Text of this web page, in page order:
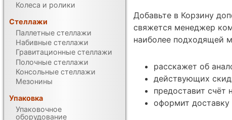
Добавьте в Корзину
свяжется менеджер
наиболее подходящей
расскажет об
действующих
предоставит счёт
оформит
Колеса и ролики
Стеллажи
Паллетные стеллажи
Набивные стеллажи
Гравитационные стеллажи
Полочные стеллажи
Консольные стеллажи
Мезонины
Упаковка
Упаковочное
оборудование